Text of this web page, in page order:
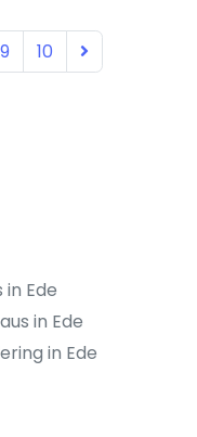
Ede
in Ede
in Ede
9 10